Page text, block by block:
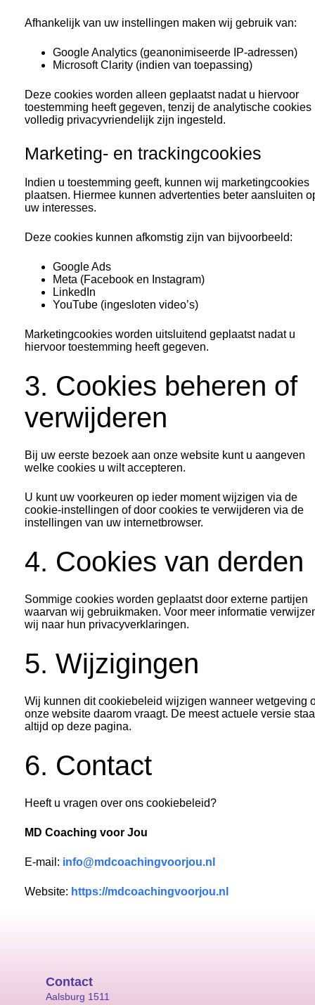
Afhankelijk van uw instellingen maken wij gebruik van:
Google Analytics (geanonimiseerde IP-adressen)
Microsoft Clarity (indien van toepassing)
Deze cookies worden alleen geplaatst nadat u hiervoor
toestemming heeft gegeven, tenzij de analytische cookies
volledig privacyvriendelijk zijn ingesteld.
Marketing- en trackingcookies
Indien u toestemming geeft, kunnen wij marketingcookies
plaatsen. Hiermee kunnen advertenties beter aansluiten
uw interesses.
Deze cookies kunnen afkomstig zijn van bijvoorbeeld:
Google Ads
Meta (Facebook en Instagram)
LinkedIn
YouTube (ingesloten video’s)
Marketingcookies worden uitsluitend geplaatst nadat u
hiervoor toestemming heeft gegeven.
3. Cookies beheren of
verwijderen
Bij uw eerste bezoek aan onze website kunt u aangeven
welke cookies u wilt accepteren.
U kunt uw voorkeuren op ieder moment wijzigen via de
cookie-instellingen of door cookies te verwijderen via de
instellingen van uw internetbrowser.
4. Cookies van derden
Sommige cookies worden geplaatst door externe partijen
waarvan wij gebruikmaken. Voor meer informatie
wij naar hun privacyverklaringen.
5. Wijzigingen
Wij kunnen dit cookiebeleid wijzigen wanneer wetgeving
onze website daarom vraagt. De meest actuele versie
altijd op deze pagina.
6. Contact
Heeft u vragen over ons cookiebeleid?
MD Coaching voor Jou
E-mail: info@mdcoachingvoorjou.nl
Website: https://mdcoachingvoorjou.nl
Contact
Aalsburg 1511